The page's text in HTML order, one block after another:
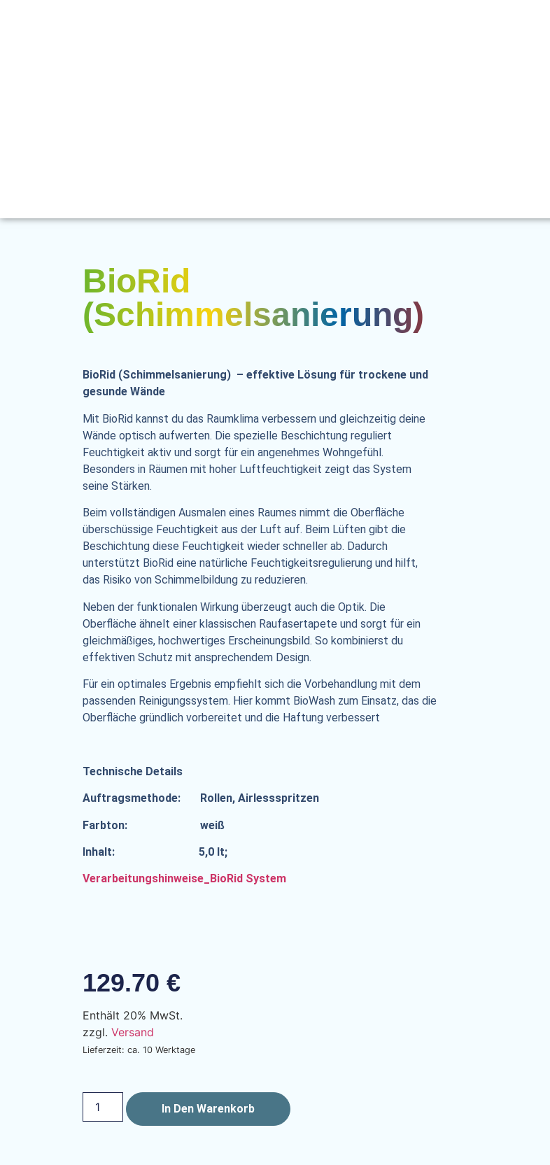
BioRid
(Schimmelsanierung)
BioRid (Schimmelsanierung) – effektive Lösung für trockene und
gesunde Wände
Mit BioRid kannst du das Raumklima verbessern und gleichzeitig deine
Wände optisch aufwerten. Die spezielle Beschichtung reguliert
Feuchtigkeit aktiv und sorgt für ein angenehmes Wohngefühl.
Besonders in Räumen mit hoher Luftfeuchtigkeit zeigt das System
seine Stärken.
Beim vollständigen Ausmalen eines Raumes nimmt die Oberfläche
überschüssige Feuchtigkeit aus der Luft auf. Beim Lüften gibt die
Beschichtung diese Feuchtigkeit wieder schneller ab. Dadurch
unterstützt BioRid eine natürliche Feuchtigkeitsregulierung und hilft,
das Risiko von Schimmelbildung zu reduzieren.
Neben der funktionalen Wirkung überzeugt auch die Optik. Die
Oberfläche ähnelt einer klassischen Raufasertapete und sorgt für ein
gleichmäßiges, hochwertiges Erscheinungsbild. So kombinierst du
effektiven Schutz mit ansprechendem Design.
Für ein optimales Ergebnis empfiehlt sich die Vorbehandlung mit dem
passenden Reinigungssystem. Hier kommt BioWash zum Einsatz, das die
Oberfläche gründlich vorbereitet und die Haftung verbessert
Technische Details
Auftragsmethode: Rollen, Airlessspritzen
Farbton: weiß
Inhalt: 5,0 lt;
Verarbeitungshinweise_BioRid System
129.70 €
Enthält 20% MwSt.
zzgl. Versand
Lieferzeit: ca. 10 Werktage
In Den Warenkorb